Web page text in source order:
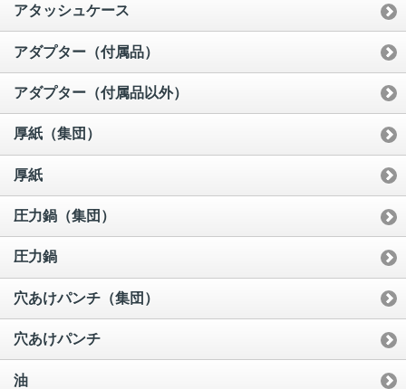
アタッシュケース
アダプター（付属品）
アダプター（付属品以外）
厚紙（集団）
厚紙
圧力鍋（集団）
圧力鍋
穴あけパンチ（集団）
穴あけパンチ
油